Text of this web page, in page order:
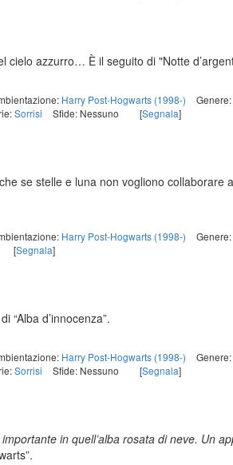
cielo azzurro… È il seguito di "Notte
Harry Post-Hogwarts (1998-) Genere:
Sorrisi Sfide: Nessuno [Segnala]
se stelle e luna non vogliono collaborare
Harry Post-Hogwarts (1998-) Genere:
[Segnala]
“Alba d’innocenza”.
Harry Post-Hogwarts (1998-) Genere:
Sorrisi Sfide: Nessuno [Segnala]
in quell’alba rosata di neve. Un